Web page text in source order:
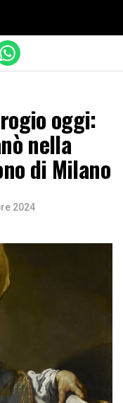
oggi:
nella
di Milano
2024